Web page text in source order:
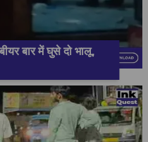
बार में घुसे दो भालू,